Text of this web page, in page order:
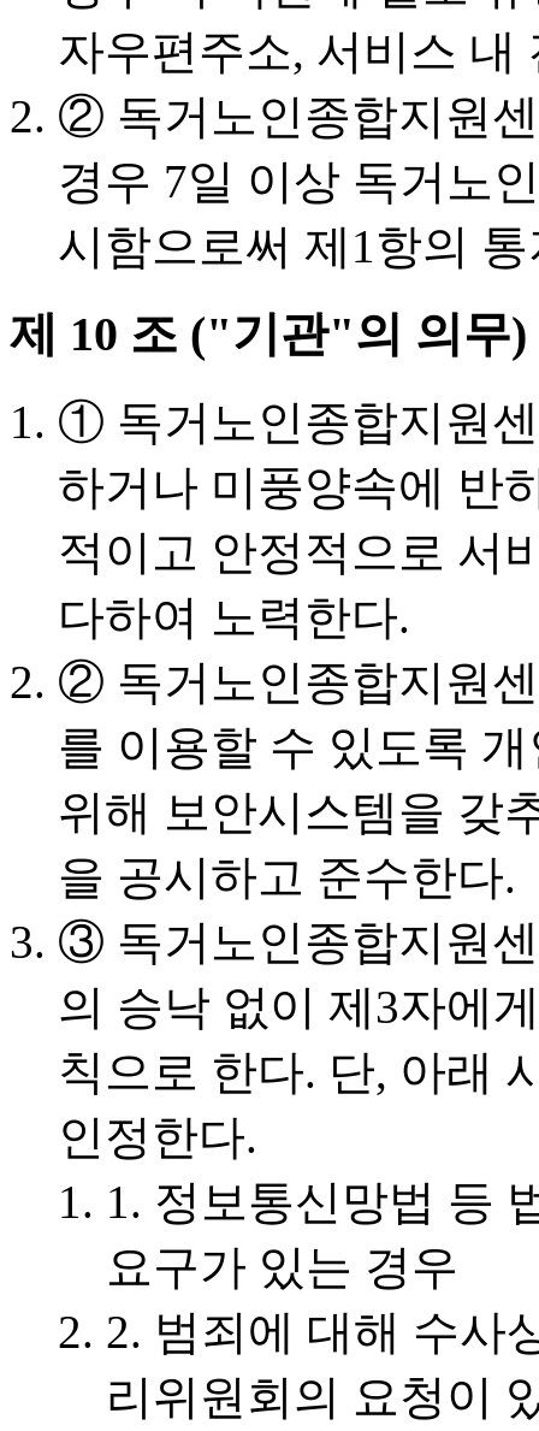
자우편주소, 서비스 내
② 독거노인종합지원
경우 7일 이상 독거노
시함으로써 제1항의
제 10 조 ("기관"의 의무)
① 독거노인종합지원
하거나 미풍양속에 반
적이고 안정적으로 서
다하여 노력한다.
② 독거노인종합지원
를 이용할 수 있도록
위해 보안시스템을 갖
을 공시하고 준수한다.
③ 독거노인종합지원
의 승낙 없이 제3자에
칙으로 한다. 단, 아래
인정한다.
1. 정보통신망법 등
요구가 있는 경우
2. 범죄에 대해 수사
리위원회의 요청이